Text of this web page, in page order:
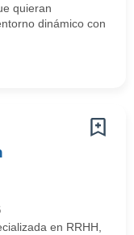
quieran
dinámico con
en RRHH,